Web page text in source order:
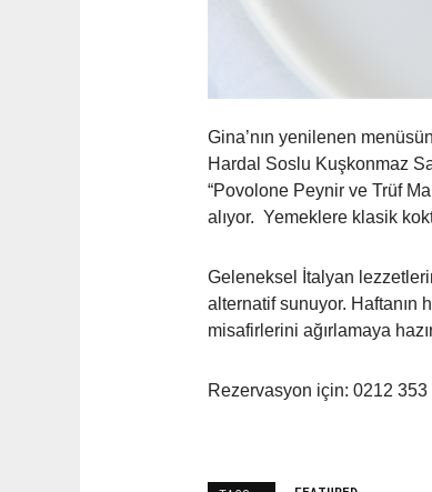
Gina’nın yenilenen
Hardal Soslu Kuşkonmaz
“Povolone Peynir ve Trüf
alıyor. Yemeklere klasik
Geleneksel İtalyan
alternatif sunuyor. Haftanın
misafirlerini ağırlamaya
Rezervasyon için: 0212